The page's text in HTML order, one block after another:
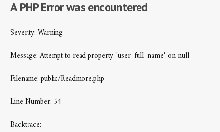
A PHP Error was encountered
Severity: Warning
Message: Attempt to read property "user_full_name" on null
Filename: public/Readmore.php
Line Number: 54
Backtrace: